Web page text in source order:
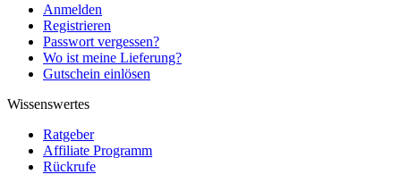
Anmelden
Registrieren
Passwort vergessen?
Wo ist meine Lieferung?
Gutschein einlösen
Wissenswertes
Ratgeber
Affiliate Programm
Rückrufe